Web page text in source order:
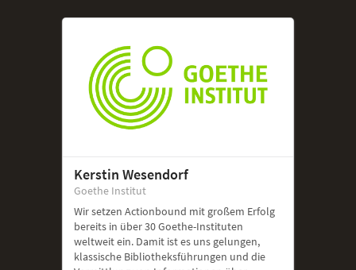
Kerstin Wesendorf
Goethe Institut
Wir setzen Actionbound mit großem Erfolg
bereits in über 30 Goethe-Instituten
weltweit ein. Damit ist es uns gelungen,
klassische Bibliotheksführungen und die